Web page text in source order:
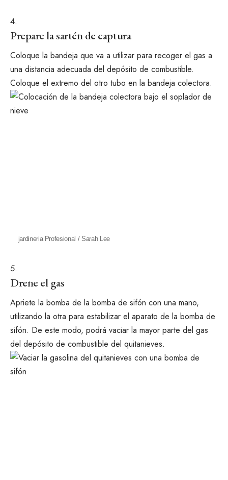
Prepare la sartén de captura
Coloque la bandeja que va a utilizar para recoger el gas a
una distancia adecuada del depósito de combustible.
Coloque el extremo del otro tubo en la bandeja colectora.
jardineria Profesional / Sarah Lee
Drene el gas
Apriete la bomba de la bomba de sifón con una mano,
utilizando la otra para estabilizar el aparato de la bomba de
sifón. De este modo, podrá vaciar la mayor parte del gas
del depósito de combustible del quitanieves.